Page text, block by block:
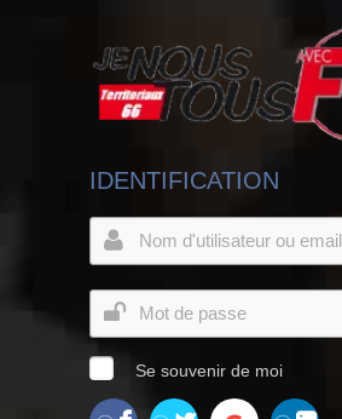
IDENTIFICATION
Se souvenir de moi